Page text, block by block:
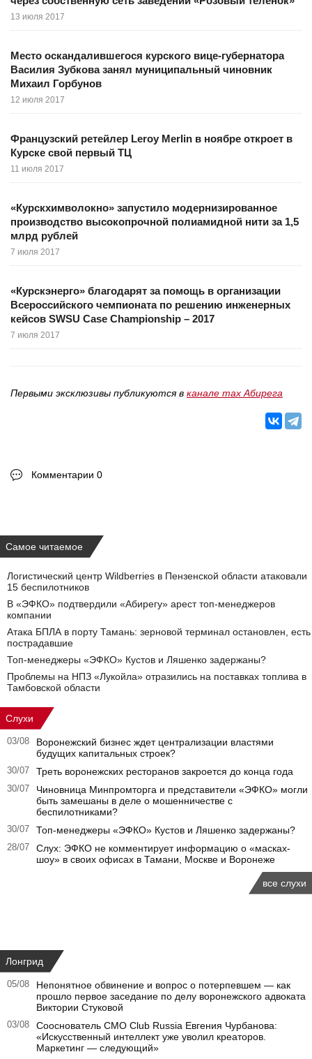
13 июля 2017
Место оскандалившегося курского вице-губернатора
Василия Зубкова занял муниципальный чиновник
Михаил Горбунов
12 июля 2017
Французский ретейлер Leroy Merlin в ноябре откроет в
Курске свой первый ТЦ
11 июля 2017
«Курскхимволокно» запустило модернизированное
производство высокопрочной полиамидной нити за 1,5
млрд рублей
7 июля 2017
«Курскэнерго» благодарят за помощь в организации
Всероссийского чемпионата по решению инженерных
кейсов SWSU Case Championship – 2017
7 июля 2017
Первыми эксклюзивы публикуются в канале max Абирега
Комментарии 0
Самое читаемое
Логистический центр Wildberries в Пензенской области атаковали
15 беспилотников
В «ЭФКО» подтвердили «Абирегу» арест топ-менеджеров
компании
Атака БПЛА в порту Тамань: зерновой терминал остановлен, есть
пострадавшие
Топ-менеджеры «ЭФКО» Кустов и Ляшенко задержаны?
Проблемы на НПЗ «Лукойла» отразились на поставках топлива в
Тамбовской области
Слухи
03/08
Воронежский бизнес ждет централизации властями
будущих капитальных строек?
30/07 Треть воронежских ресторанов закроется до конца года
30/07
Чиновница Минпромторга и представители «ЭФКО» могли
быть замешаны в деле о мошенничестве с
беспилотниками?
30/07 Топ-менеджеры «ЭФКО» Кустов и Ляшенко задержаны?
28/07
Слух: ЭФКО не комментирует информацию о «масках-
шоу» в своих офисах в Тамани, Москве и Воронеже
все слухи
Лонгрид
05/08
Непонятное обвинение и вопрос о потерпевшем — как
прошло первое заседание по делу воронежского адвоката
Виктории Стуковой
03/08
Сооснователь CMO Club Russia Евгения Чурбанова:
«Искусственный интеллект уже уволил креаторов.
Маркетинг — следующий»